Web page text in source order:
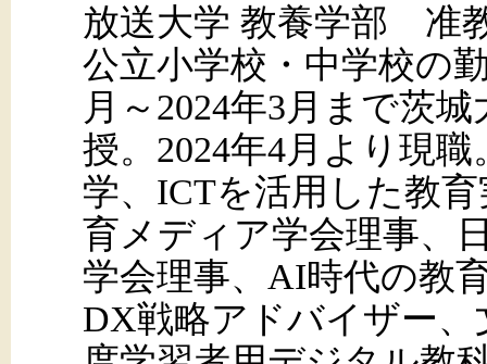
放送大学 教養学部 准
公立小学校・中学校の
月～2024年3月まで茨
授。2024年4月より現
学、ICTを活用した教
育メディア学会理事、
学会理事、AI時代の教
DX戦略アドバイザー、